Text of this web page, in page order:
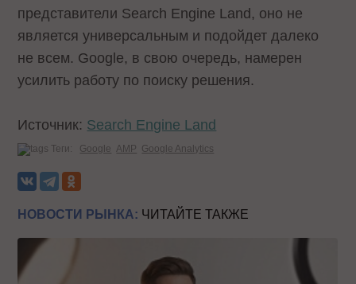
представители Search Engine Land, оно не
является универсальным и подойдет далеко
не всем. Google, в свою очередь, намерен
усилить работу по поиску решения.
Источник: Search Engine Land
Теги: Google AMP Google Analytics
НОВОСТИ РЫНКА: ЧИТАЙТЕ ТАКЖЕ